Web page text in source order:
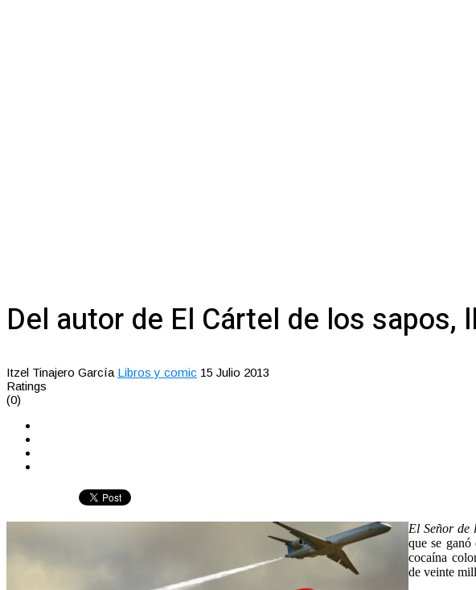
Del autor de El Cártel de los sapos,
Itzel Tinajero García Libros y comic 15 Julio 2013
Ratings
(0)
El Señor de
que se
cocaína
de veinte